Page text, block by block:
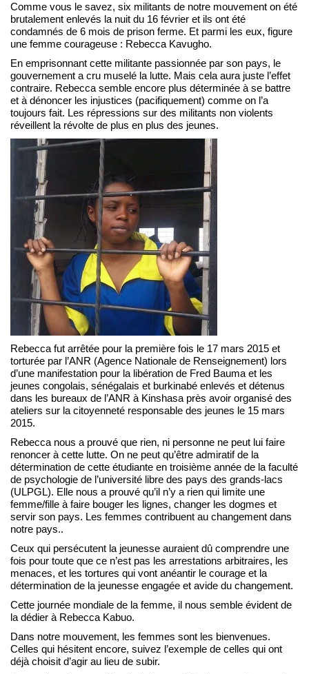
Comme vous le savez, six militants de notre mouvement on été
brutalement enlevés la nuit du 16 février et ils ont été
condamnés de 6 mois de prison ferme. Et parmi les eux, figure
une femme courageuse : Rebecca Kavugho.
En emprisonnant cette militante passionnée par son pays, le
gouvernement a cru muselé la lutte. Mais cela aura juste l’effet
contraire. Rebecca semble encore plus déterminée à se battre
et à dénoncer les injustices (pacifiquement) comme on l’a
toujours fait. Les répressions sur des militants non violents
réveillent la révolte de plus en plus des jeunes.
Rebecca fut arrêtée pour la première fois le 17 mars 2015 et
torturée par l’ANR (Agence Nationale de Renseignement) lors
d’une manifestation pour la libération de Fred Bauma et les
jeunes congolais, sénégalais et burkinabé enlevés et détenus
dans les bureaux de l’ANR à Kinshasa près avoir organisé des
ateliers sur la citoyenneté responsable des jeunes le 15 mars
2015.
Rebecca nous a prouvé que rien, ni personne ne peut lui faire
renoncer à cette lutte. On ne peut qu’être admiratif de la
détermination de cette étudiante en troisième année de la faculté
de psychologie de l’université libre des pays des grands-lacs
(ULPGL). Elle nous a prouvé qu’il n’y a rien qui limite une
femme/fille à faire bouger les lignes, changer les dogmes et
servir son pays. Les femmes contribuent au changement dans
notre pays..
Ceux qui persécutent la jeunesse auraient dû comprendre une
fois pour toute que ce n’est pas les arrestations arbitraires, les
menaces, et les tortures qui vont anéantir le courage et la
détermination de la jeunesse engagée et avide du changement.
Cette journée mondiale de la femme, il nous semble évident de
la dédier à Rebecca Kabuo.
Dans notre mouvement, les femmes sont les bienvenues.
Celles qui hésitent encore, suivez l’exemple de celles qui ont
déjà choisit d’agir au lieu de subir.